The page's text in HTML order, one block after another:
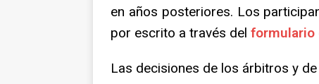
en años posteriores. Los
por escrito a través del formulario
Las decisiones de los árbitros y